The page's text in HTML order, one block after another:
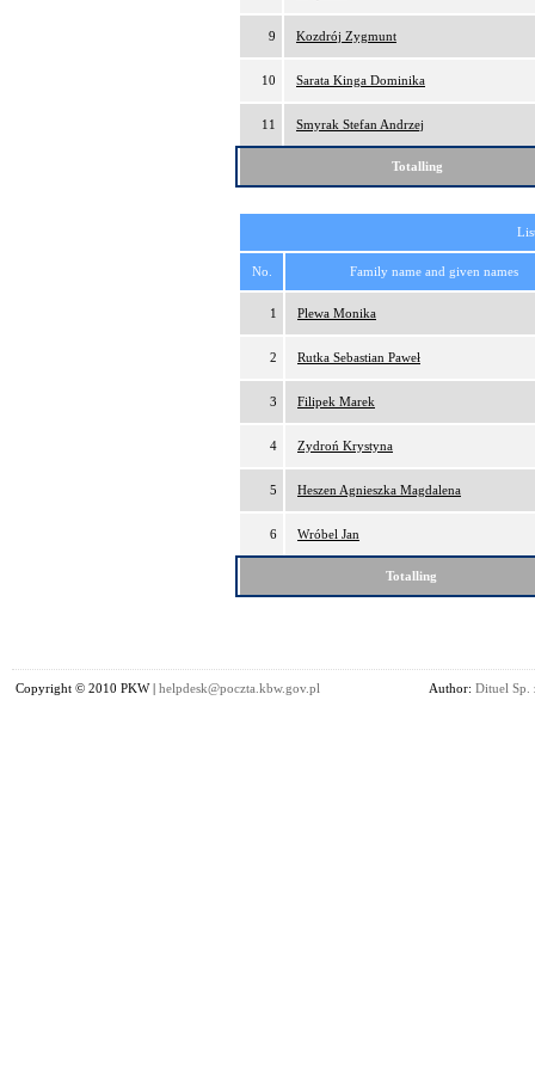
9 Kozdrój Zygmunt
10 Sarata Kinga Dominika
11 Smyrak Stefan Andrzej
Totalling
No. Family name and given names
1 Plewa Monika
2 Rutka Sebastian Paweł
3 Filipek Marek
4 Zydroń Krystyna
5 Heszen Agnieszka Magdalena
6 Wróbel Jan
Totalling
Copyright © 2010 PKW | helpdesk@poczta.kbw.gov.pl Author: Dituel Sp.